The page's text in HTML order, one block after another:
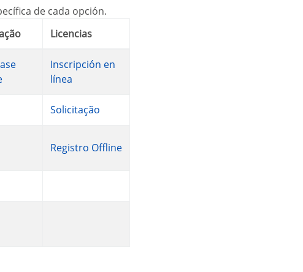
de cada opción.
Licencias
Inscripción en
línea
Solicitação
Registro Offline